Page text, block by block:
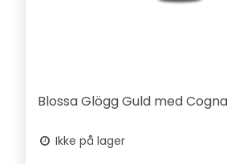
Blossa Glögg Guld med
Ikke på lager